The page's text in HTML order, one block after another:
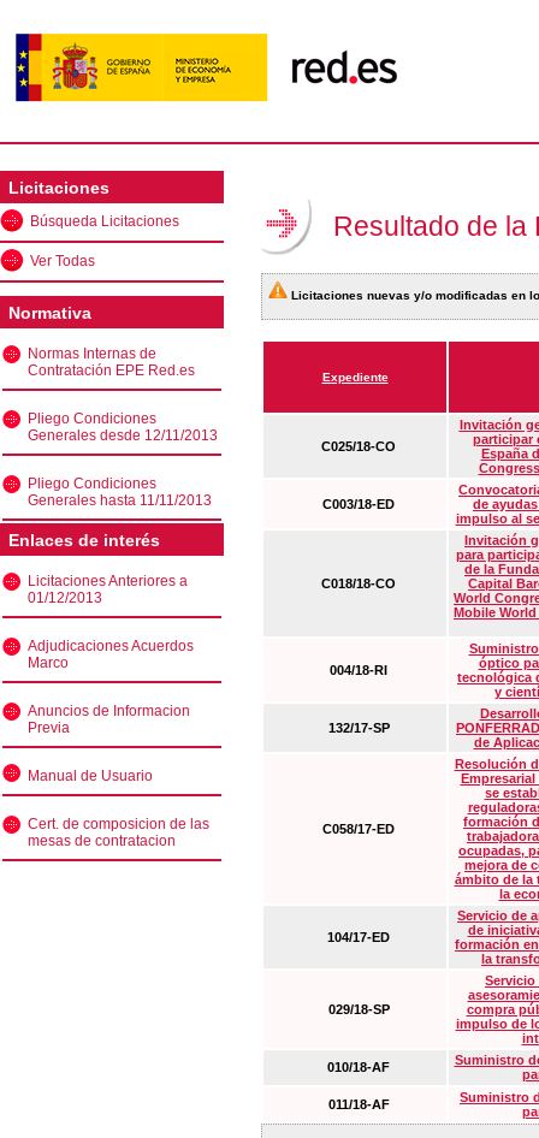
Licitaciones
Búsqueda Licitaciones
Ver Todas
Normativa
Normas Internas de
Contratación EPE Red.es
Pliego Condiciones
Generales desde 12/11/2013
Pliego Condiciones
Generales hasta 11/11/2013
Enlaces de interés
Licitaciones Anteriores a
01/12/2013
Adjudicaciones Acuerdos
Marco
Anuncios de Informacion
Previa
Manual de Usuario
Cert. de composicion de las
mesas de contratacion
Resultado de la
Licitaciones nuevas y/o modificadas en
Expediente
C025/18-CO
Invitación
participar
España
C003/18-ED
de
impulso al
C018/18-CO
Invitación
para
de la
Capital
World
Mobile
004/18-RI
óptico
tecnológica
y
132/17-SP
de
C058/17-ED
Resolución
Empresarial
se
formación
ocupadas,
mejora de
ámbito de la
la
104/17-ED
Servicio de
de
formación
la
029/18-SP
Servicio
compra
impulso de
010/18-AF
Suministro
011/18-AF
Suministro